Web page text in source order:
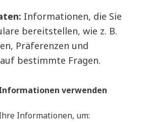
Informationen, die Sie
bereitstellen, wie z. B.
Präferenzen und
bestimmte Fragen.
verwenden
Informationen, um: